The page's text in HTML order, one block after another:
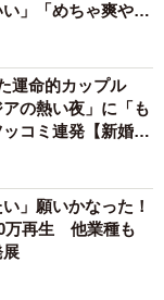
い」「めちゃ爽や
運命的カップル
の熱い夜」に「も
コミ連発【新婚さ
」願いかなった！
万再生 他業種も
展